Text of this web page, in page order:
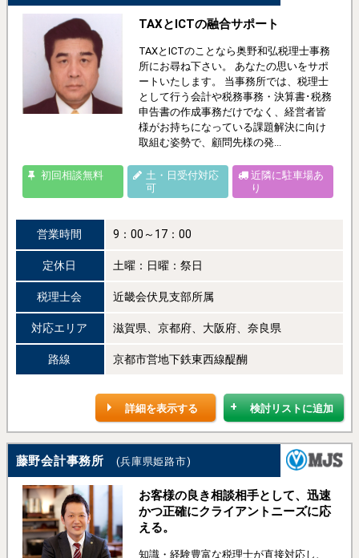
TAXとICTの融合サポート
TAXとICTのことなら奥野和弘税理士事務
所にお尋ね下さい。 あなたの思いをサポ
ートいたします。 当事務所では、税理士
として行う会計や税務事務・決算書･税務
申告書の作成事務だけでなく、経営者皆
様がお持ちになっている課題解決に向け
取組む姿勢で、顧問先様の発...
初回相談無料
土・日受付対応
可
近隣に駐車場あ
り
営業時間 9：00～17：00
定休日 土曜：日曜：祭日
税理士会 近畿会伏見支部所属
対応エリア 滋賀県、京都府、大阪府、奈良県
路線 京都市営地下鉄東西線醍醐
検討リストに追加
詳細を表示する
藤野会計事務所 (兵庫県姫路市)
お客様の良き相談相手として、迅速
かつ正確にクライアントニーズに応
える。
知識・経験豊富な税理士が直接対応し、